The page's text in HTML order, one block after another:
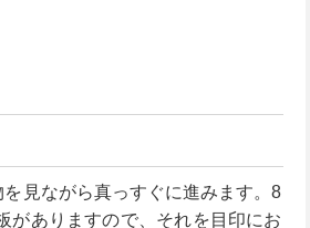
見ながら真っすぐに進みます。8
がありますので、それを目印にお